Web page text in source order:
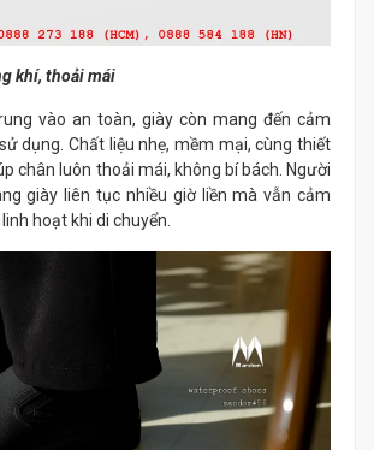
khí, thoải mái
vào an toàn, giày còn mang đến cảm
dụng. Chất liệu nhẹ, mềm mại, cùng thiết
chân luôn thoải mái, không bí bách. Người
giày liên tục nhiều giờ liền mà vẫn cảm
hoạt khi di chuyển.